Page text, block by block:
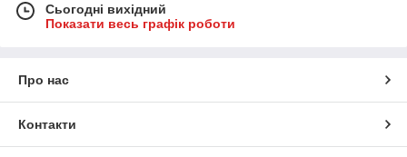
Сьогодні вихідний
Показати весь графік роботи
Про нас
Контакти